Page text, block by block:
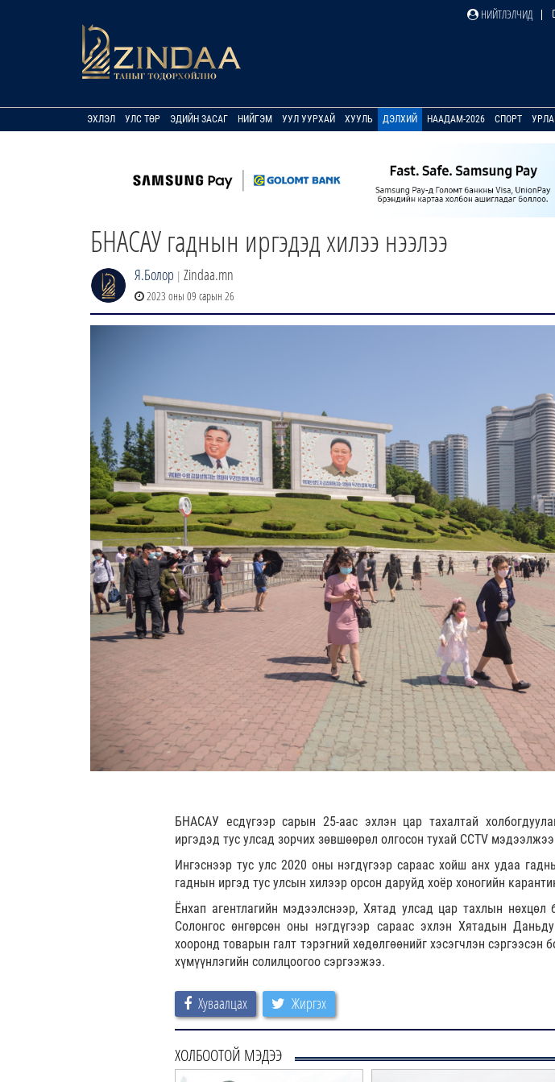
НИЙТЛЭЛЧИД
ЭХЛЭЛ УЛС ТӨР ЭДИЙН ЗАСАГ НИЙГЭМ УУЛ УУРХАЙ ХУУЛЬ ДЭЛХИЙ НААДАМ-2026 СПОРТ
БНАСАУ гаднын иргэдэд хилээ нээлээ
Я.Болор | Zindaa.mn
2023 оны 09 сарын 26
БНАСАУ есдүгээр сарын 25-аас эхлэн цар тахалтай
иргэдэд тус улсад зорчих зөвшөөрөл олгосон тухай CCTV
Ингэснээр тус улс 2020 оны нэгдүгээр сараас хойш анх удаа
гаднын иргэд тус улсын хилээр орсон даруйд хоёр хоногийн
Ёнхап агентлагийн мэдээлснээр, Хятад улсад цар тахлын
Солонгос өнгөрсөн оны нэгдүгээр сараас эхлэн Хятадын
хооронд товарын галт тэрэгний хөдөлгөөнийг хэсэгчлэн сэргээсэн
хүмүүнлэгийн солилцоогоо сэргээжээ.
Хуваалцах Жиргэх
ХОЛБООТОЙ МЭДЭЭ